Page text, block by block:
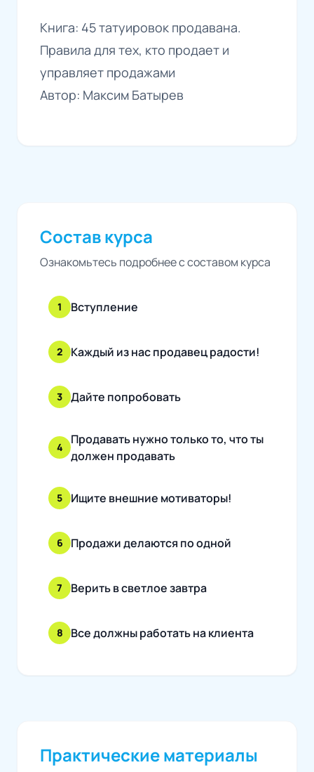
Книга: 45 татуировок продавана.
Правила для тех, кто продает и
управляет продажами
Автор: Максим Батырев
Состав курса
Ознакомьтесь подробнее с составом курса
1 Вступление
2 Каждый из нас продавец радости!
3 Дайте попробовать
4
Продавать нужно только то, что ты
должен продавать
5 Ищите внешние мотиваторы!
6 Продажи делаются по одной
7 Верить в светлое завтра
8 Все должны работать на клиента
Практические материалы